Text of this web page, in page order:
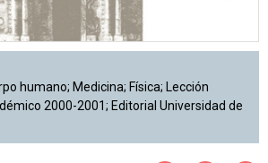
humano; Medicina; Física; Lección
2000-2001; Editorial Universidad de